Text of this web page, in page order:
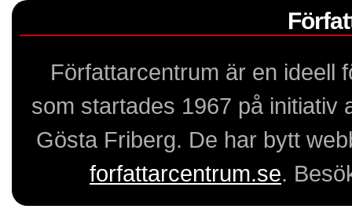
Författarcentrum är en ideell
som startades 1967 på initiativ
Gösta Friberg. De har bytt
forfattarcentrum.se.